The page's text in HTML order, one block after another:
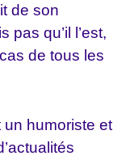
de son
pas qu’il l’est,
de tous les
un humoriste et